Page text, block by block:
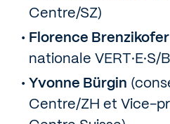
Centre/SZ)
Florence Brenzikofer
nationale VERT·E·S/
Yvonne Bürgin
Centre/ZH et Vice-